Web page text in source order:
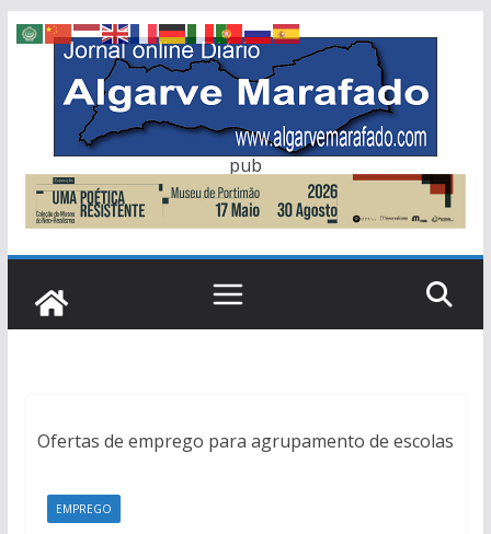
Skip
content
pub
Ofertas de emprego para agrupamento de escolas
EMPREGO